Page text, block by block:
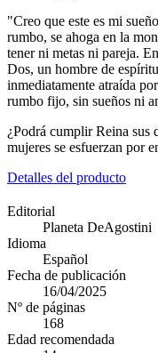
"Creo que este es mi
rumbo, se ahoga en la
tener ni metas ni pareja.
Dos, un hombre de
inmediatamente atraída
rumbo fijo, sin sueños ni
¿Podrá cumplir Reina sus
mujeres se esfuerzan por
Detalles del producto
Editorial
Planeta DeAgostini
Idioma
Español
Fecha de publicación
16/04/2025
Nº de páginas
168
Edad recomendada